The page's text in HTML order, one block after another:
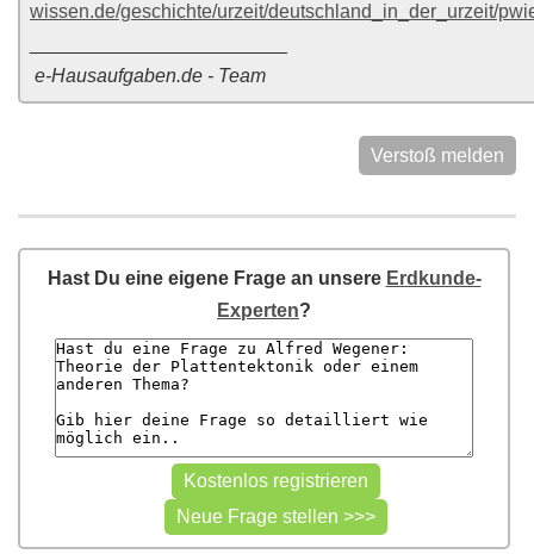
wissen.de/geschichte/urzeit/deutschland_in_der_urzeit/
e-Hausaufgaben.de - Team
Verstoß melden
Hast Du eine eigene Frage an unsere Erdkunde-
Experten?